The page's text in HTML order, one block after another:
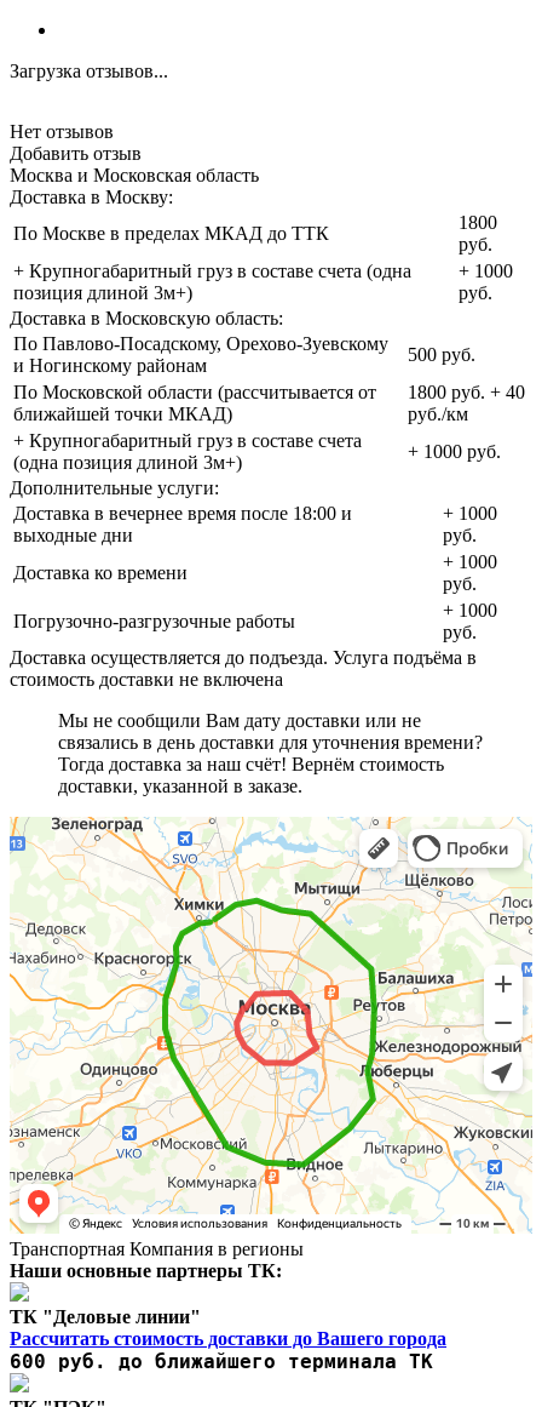
Загрузка отзывов...
Нет отзывов
Добавить отзыв
Москва и Московская область
Доставка в Москву:
По Москве в пределах МКАД до ТТК
1800
руб.
+ Крупногабаритный груз в составе счета (одна
позиция длиной 3м+)
+ 1000
руб.
Доставка в Московскую область:
По Павлово-Посадскому, Орехово-Зуевскому
и Ногинскому районам
500 руб.
По Московской области (рассчитывается от
ближайшей точки МКАД)
1800 руб. + 40
руб./км
+ Крупногабаритный груз в составе счета
(одна позиция длиной 3м+)
+ 1000 руб.
Дополнительные услуги:
Доставка в вечернее время после 18:00 и
выходные дни
+ 1000
руб.
Доставка ко времени
+ 1000
руб.
Погрузочно-разгрузочные работы
+ 1000
руб.
Доставка осуществляется до подъезда. Услуга подъёма в
стоимость доставки не включена
Мы не сообщили Вам дату доставки или не
связались в день доставки для уточнения времени?
Тогда доставка за наш счёт! Вернём стоимость
доставки, указанной в заказе.
Транспортная Компания в регионы
Наши основные партнеры ТК:
ТК "Деловые линии"
Рассчитать стоимость доставки до Вашего города
600 руб. до ближайшего терминала ТК